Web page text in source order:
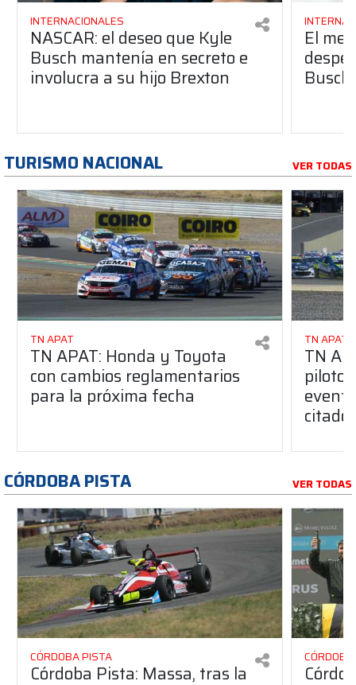
INTERNACIONALES
NASCAR: el deseo que Kyle
Busch mantenía en secreto e
involucra a su hijo Brexton
El
Busch
TURISMO NACIONAL VER TODAS
TN APAT
TN APAT: Honda y Toyota
con cambios reglamentarios
para la próxima fecha
TN APAT
TN
piloto
citado
CÓRDOBA PISTA VER TODAS
CÓRDOBA PISTA
Córdoba Pista: Massa, tras la